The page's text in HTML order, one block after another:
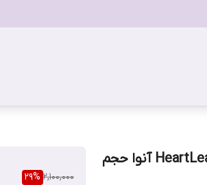
کرم مرطوب کننده و تسکین دهنده HeartLeaf 70% آنوا حجم
2,100,000
29%